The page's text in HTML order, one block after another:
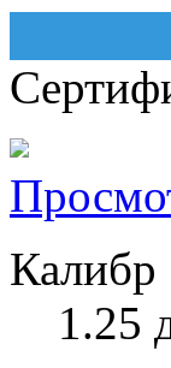
Калибр
1.25